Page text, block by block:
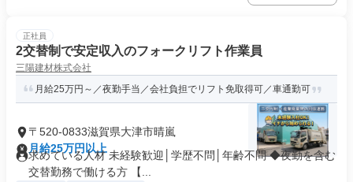
正社員
2交替制で安定収入のフォークリフト作業員
三陽建材株式会社
月給25万円～／夜勤手当／会社負担でリフト免取得可／車通勤可
〒520-0833滋賀県大津市晴嵐
月給25万円以上
求めている人材 未経験歓迎│学歴不問│年齢不問 ◆夜勤を含む
交替勤務で働ける方 【...